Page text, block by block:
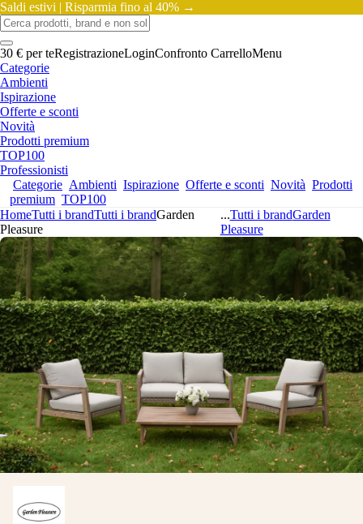
Saldi estivi | Risparmia fino al 40% →
30 € per teRegistrazioneLoginConfronto CarrelloMenu
Categorie
Ambienti
Ispirazione
Offerte e sconti
Novità
Prodotti premium
TOP100
Professionisti
Categorie Ambienti Ispirazione Offerte e sconti Novità Prodotti
premium TOP100
HomeTutti i brandTutti i brandGarden
Pleasure
...Tutti i brandGarden
Pleasure